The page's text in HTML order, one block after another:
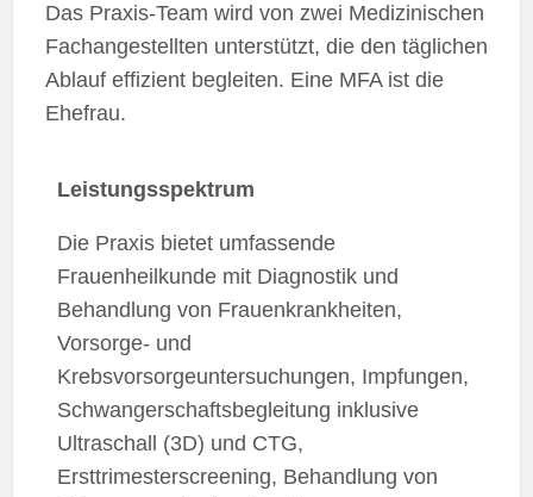
Das Praxis-Team wird von zwei Medizinischen
Fachangestellten unterstützt, die den täglichen
Ablauf effizient begleiten. Eine MFA ist die
Ehefrau.
Leistungsspektrum
Die Praxis bietet umfassende
Frauenheilkunde mit Diagnostik und
Behandlung von Frauenkrankheiten,
Vorsorge- und
Krebsvorsorgeuntersuchungen, Impfungen,
Schwangerschaftsbegleitung inklusive
Ultraschall (3D) und CTG,
Ersttrimesterscreening, Behandlung von